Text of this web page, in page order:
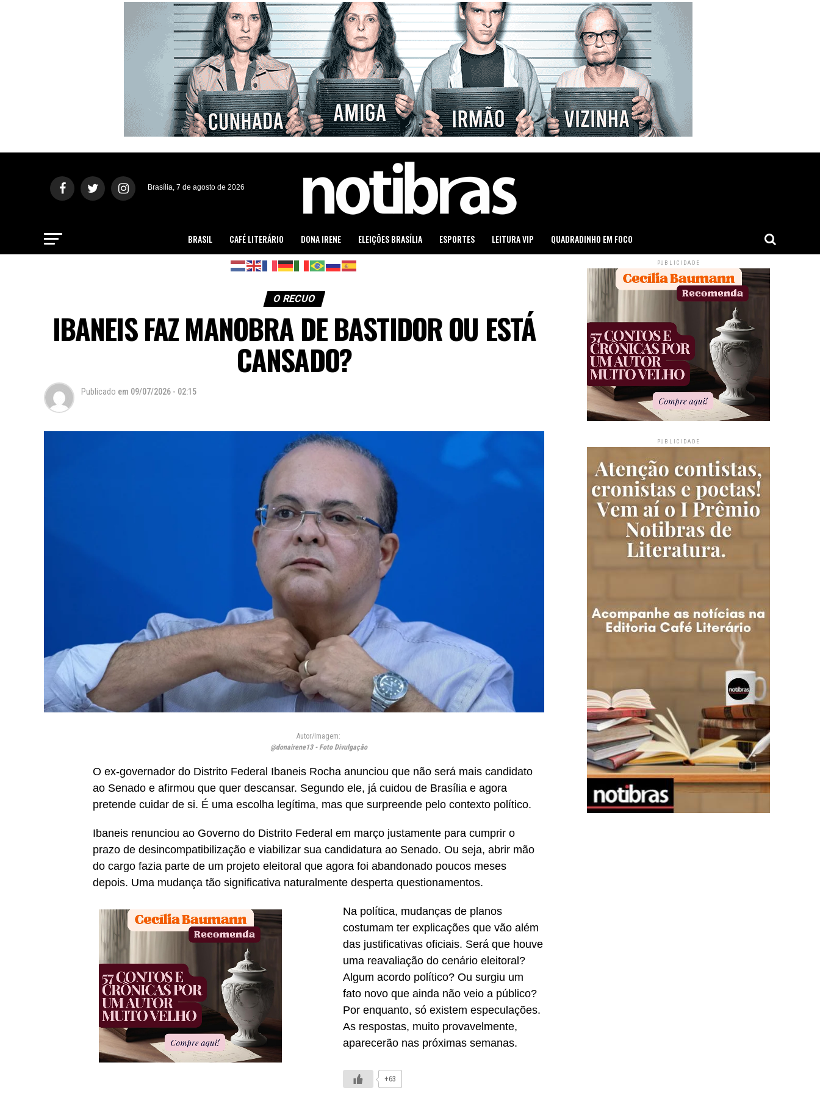
Brasília, 7 de agosto de 2026
BRASIL CAFÉ LITERÁRIO DONA IRENE ELEIÇÕES BRASÍLIA ESPORTES LEITURA VIP QUADRADINHO EM FOCO
O RECUO
IBANEIS FAZ MANOBRA DE BASTIDOR OU ESTÁ
CANSADO?
Publicado em 09/07/2026 - 02:15
Autor/Imagem:
@donairene13 - Foto Divulgação
O ex-governador do Distrito Federal Ibaneis Rocha anunciou que não será mais candidato
ao Senado e afirmou que quer descansar. Segundo ele, já cuidou de Brasília e agora
pretende cuidar de si. É uma escolha legítima, mas que surpreende pelo contexto político.
Ibaneis renunciou ao Governo do Distrito Federal em março justamente para cumprir o
prazo de desincompatibilização e viabilizar sua candidatura ao Senado. Ou seja, abrir mão
do cargo fazia parte de um projeto eleitoral que agora foi abandonado poucos meses
depois. Uma mudança tão significativa naturalmente desperta questionamentos.
Na política, mudanças de planos
costumam ter explicações que vão além
das justificativas oficiais. Será que houve
uma reavaliação do cenário eleitoral?
Algum acordo político? Ou surgiu um
fato novo que ainda não veio a público?
Por enquanto, só existem especulações.
As respostas, muito provavelmente,
aparecerão nas próximas semanas.
+63
PUBLICIDADE
PUBLICIDADE